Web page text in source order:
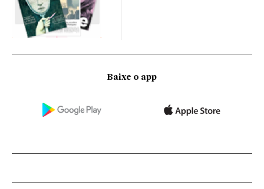
Baixe o app